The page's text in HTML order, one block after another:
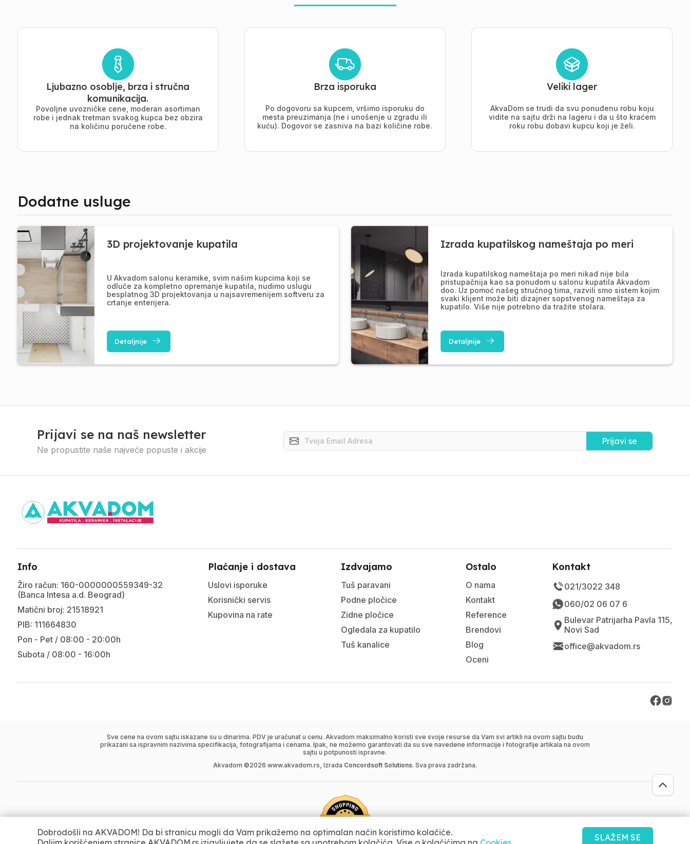
Ljubazno osoblje, brza i stručna
komunikacija.
Povoljne uvozničke cene, moderan asortiman
robe i jednak tretman svakog kupca bez obzira
na količinu poručene robe.
Brza isporuka
Po dogovoru sa kupcem, vršimo isporuku do
mesta preuzimanja (ne i unošenje u zgradu ili
kuću). Dogovor se zasniva na bazi količine robe.
Veliki lager
AkvaDom se trudi da svu ponuđenu robu koju
vidite na sajtu drži na lageru i da u što kraćem
roku robu dobavi kupcu koji je želi.
Dodatne usluge
3D projektovanje kupatila
U Akvadom salonu keramike, svim našim kupcima koji se
odluče za kompletno opremanje kupatila, nudimo uslugu
besplatnog 3D projektovanja u najsavremenijem softveru za
crtanje enterijera.
Detaljnije
Izrada kupatilskog nameštaja po meri
Izrada kupatilskog nameštaja po meri nikad nije bila
pristupačnija kao sa ponudom u salonu kupatila Akvadom
doo. Uz pomoć našeg stručnog tima, razvili smo sistem kojim
svaki klijent može biti dizajner sopstvenog nameštaja za
kupatilo. Više nije potrebno da tražite stolara.
Detaljnije
Prijavi se na naš newsletter
Ne propustite naše najveće popuste i akcije
Prijavi se
Info
Žiro račun: 160-0000000559349-32
(Banca Intesa a.d. Beograd)
Matični broj: 21518921
PIB: 111664830
Pon - Pet / 08:00 - 20:00h
Subota / 08:00 - 16:00h
Plaćanje i dostava
Uslovi isporuke
Korisnički servis
Kupovina na rate
Izdvajamo
Tuš paravani
Podne pločice
Zidne pločice
Ogledala za kupatilo
Tuš kanalice
Ostalo
O nama
Kontakt
Reference
Brendovi
Blog
Oceni
Kontakt
021/3022 348
060/02 06 07 6
Bulevar Patrijarha Pavla 115,
Novi Sad
office@akvadom.rs
Sve cene na ovom sajtu iskazane su u dinarima. PDV je uračunat u cenu. Akvadom maksimalno koristi sve svoje resurse da Vam svi artikli na ovom sajtu budu
prikazani sa ispravnim nazivima specifikacija, fotografijama i cenama. Ipak, ne možemo garantovati da su sve navedene informacije i fotografije artikala na ovom
sajtu u potpunosti ispravne.
Akvadom ©2026 www.akvadom.rs, Izrada Concordsoft Solutions. Sva prava zadržana.
Dobrodošli na AKVADOM! Da bi stranicu mogli da Vam prikažemo na optimalan način koristimo kolačiće.
SLAŽEM SE